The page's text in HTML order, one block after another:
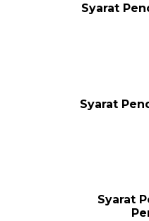
Syarat
Syarat
Syarat